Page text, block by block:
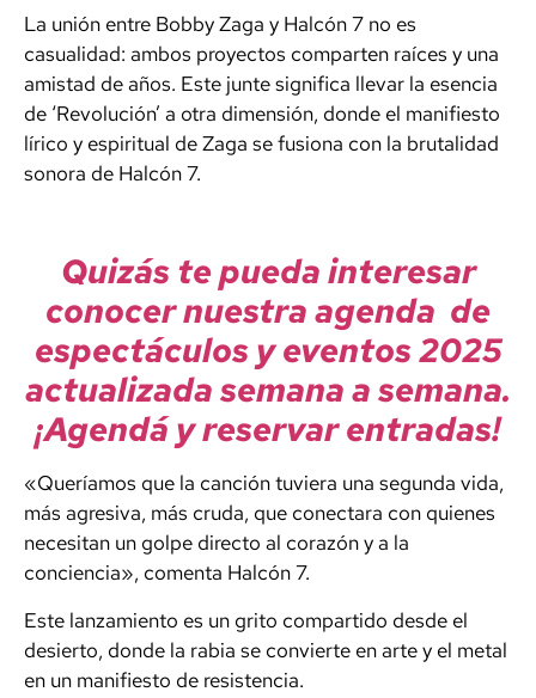
La unión entre Bobby Zaga y Halcón 7 no es
casualidad: ambos proyectos comparten raíces y una
amistad de años. Este junte significa llevar la esencia
de ‘Revolución’ a otra dimensión, donde el manifiesto
lírico y espiritual de Zaga se fusiona con la brutalidad
sonora de Halcón 7.
Quizás te pueda interesar
conocer nuestra agenda de
espectáculos y eventos 2025
actualizada semana a semana.
¡Agendá y reservar entradas!
«Queríamos que la canción tuviera una segunda vida,
más agresiva, más cruda, que conectara con quienes
necesitan un golpe directo al corazón y a la
conciencia», comenta Halcón 7.
Este lanzamiento es un grito compartido desde el
desierto, donde la rabia se convierte en arte y el metal
en un manifiesto de resistencia.